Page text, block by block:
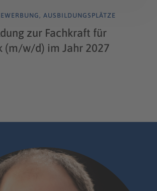
, AUSBILDUNGSPLÄTZE
zur Fachkraft für
(m/w/d) im Jahr 2027